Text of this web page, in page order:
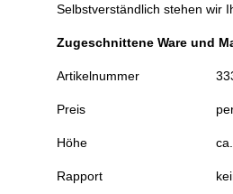
Selbstverständlich stehen wir
Zugeschnittene Ware und
Artikelnummer
Preis
Höhe
Rapport